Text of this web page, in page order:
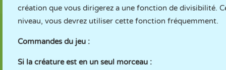
création que vous dirigerez a une fonction de divisibilité.
niveau, vous devrez utiliser cette fonction fréquemment.
Commandes du jeu :
Si la créature est en un seul morceau :